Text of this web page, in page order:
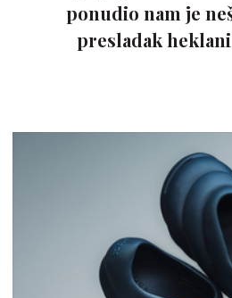
ponudio nam je
presladak